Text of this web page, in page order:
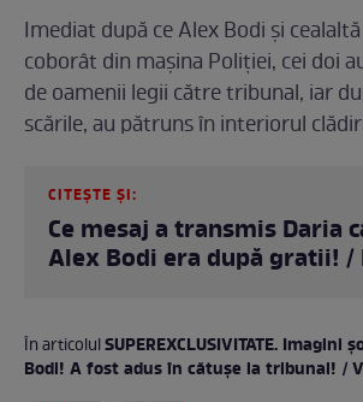
Imediat după ce Alex Bodi și
coborât din mașina Poliției, cei doi
de oamenii legii către tribunal, iar
scările, au pătruns în interiorul
CITEȘTE ȘI:
Ce mesaj a transmis Daria
Alex Bodi era după gratii! /
În articolulSUPEREXCLUSIVITATE. Imagini
Bodi! A fost adus în cătușe la tribunal! /